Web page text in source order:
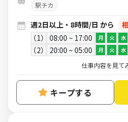
駅チカ
週2日以上・8時間/日 から
1
08:00 ~ 17:00 月 火 水
2 20:00 ~ 05:00 月 火 水
仕事内容を見て
キープする